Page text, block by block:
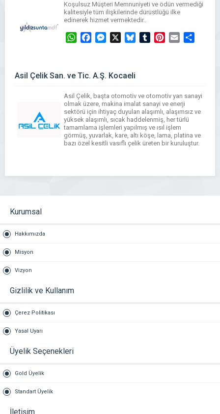
Koşulsuz Müşteri Memnuniyeti ve ödün vermediği
kalitesiyle tüm ilişkilerinde dürüstlüğü ilke
edinerek hizmet vermektedir..
WhatsAppFacebookMessengerBlueskyTumblrPinterest
Email
Asil Çelik San. ve Tic. A.Ş. Kocaeli
Asil Çelik, başta otomotiv ve otomotiv yan sanayi
olmak üzere, makina imalat sanayi ve enerji
sektörü için ihtiyaç duyulan alaşımlı, alaşımsız ve
yüksek alaşımlı, sıcak haddelenmiş, her türlü
tamamlama işlemleri yapılmış ve ısıl işlem
görmüş, yuvarlak, kare, altı köşe, lama, platina ve
bazı özel kesitli vasıflı çelik üreten bir kuruluştur.
Kurumsal
Hakkımızda
Misyon
Vizyon
Gizlilik ve Kullanım
Çerez Politikası
Yasal Uyarı
Üyelik Seçenekleri
Gold Üyelik
Standart Üyelik
İletişim